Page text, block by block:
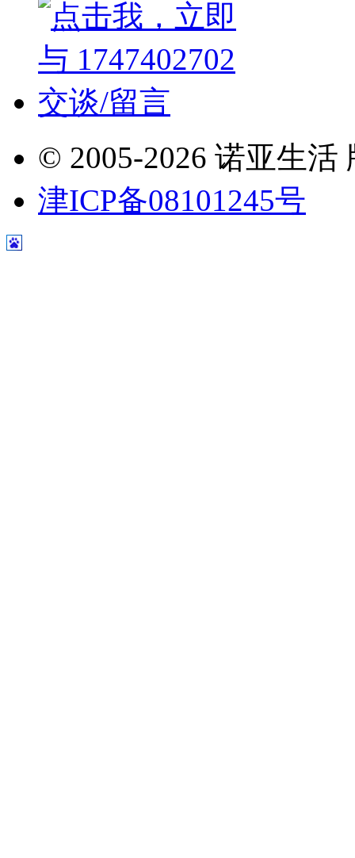
© 2005-2026 诺亚生
津ICP备08101245号